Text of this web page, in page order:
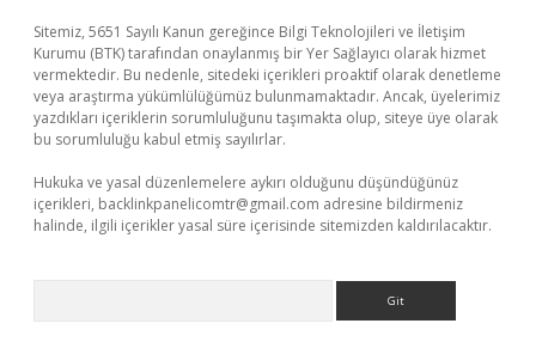
Sitemiz, 5651 Sayılı Kanun gereğince Bilgi Teknolojileri ve İletişim
Kurumu (BTK) tarafından onaylanmış bir Yer Sağlayıcı olarak hizmet
vermektedir. Bu nedenle, sitedeki içerikleri proaktif olarak denetleme
veya araştırma yükümlülüğümüz bulunmamaktadır. Ancak, üyelerimiz
yazdıkları içeriklerin sorumluluğunu taşımakta olup, siteye üye olarak
bu sorumluluğu kabul etmiş sayılırlar.
Hukuka ve yasal düzenlemelere aykırı olduğunu düşündüğünüz
içerikleri, backlinkpanelicomtr@gmail.com adresine bildirmeniz
halinde, ilgili içerikler yasal süre içerisinde sitemizden kaldırılacaktır.